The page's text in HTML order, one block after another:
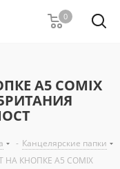
0
А5 COMIX
- Канцелярские папки
НА КНОПКЕ А5 COMIX